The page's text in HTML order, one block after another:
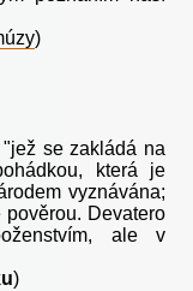
)
"jež se zakládá na
která je
vyznávána;
Devatero
ale v
)